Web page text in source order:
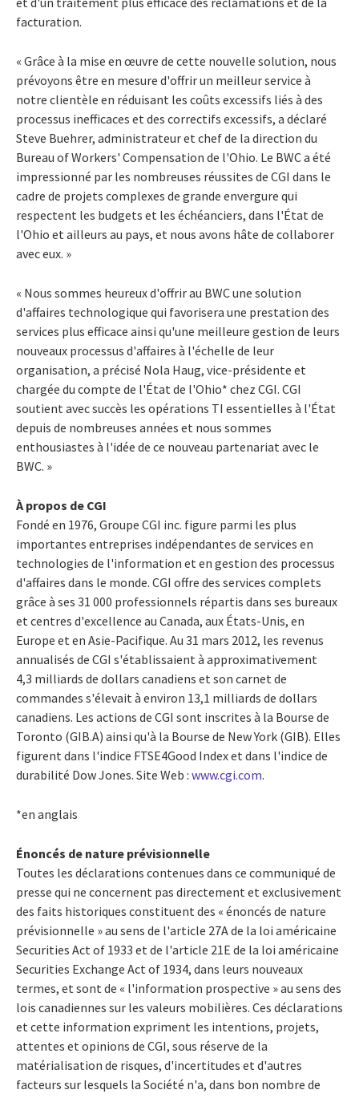
facturation.
« Grâce à la mise en œuvre de cette nouvelle solution, nous
prévoyons être en mesure d'offrir un meilleur service à
notre clientèle en réduisant les coûts excessifs liés à des
processus inefficaces et des correctifs excessifs, a déclaré
Steve Buehrer, administrateur et chef de la direction du
Bureau of Workers' Compensation de l'Ohio. Le BWC a été
impressionné par les nombreuses réussites de CGI dans le
cadre de projets complexes de grande envergure qui
respectent les budgets et les échéanciers, dans l'État de
l'Ohio et ailleurs au pays, et nous avons hâte de collaborer
avec eux. »
« Nous sommes heureux d'offrir au BWC une solution
d'affaires technologique qui favorisera une prestation des
services plus efficace ainsi qu'une meilleure gestion de leurs
nouveaux processus d'affaires à l'échelle de leur
organisation, a précisé Nola Haug, vice-présidente et
chargée du compte de l'État de l'Ohio* chez CGI. CGI
soutient avec succès les opérations TI essentielles à l'État
depuis de nombreuses années et nous sommes
enthousiastes à l'idée de ce nouveau partenariat avec le
BWC. »
À propos de CGI
Fondé en 1976, Groupe CGI inc. figure parmi les plus
importantes entreprises indépendantes de services en
technologies de l'information et en gestion des processus
d'affaires dans le monde. CGI offre des services complets
grâce à ses 31 000 professionnels répartis dans ses bureaux
et centres d'excellence au Canada, aux États-Unis, en
Europe et en Asie-Pacifique. Au 31 mars 2012, les revenus
annualisés de CGI s'établissaient à approximativement
4,3 milliards de dollars canadiens et son carnet de
commandes s'élevait à environ 13,1 milliards de dollars
canadiens. Les actions de CGI sont inscrites à la Bourse de
Toronto (GIB.A) ainsi qu'à la Bourse de New York (GIB). Elles
figurent dans l'indice FTSE4Good Index et dans l'indice de
durabilité Dow Jones. Site Web : www.cgi.com.
*en anglais
Énoncés de nature prévisionnelle
Toutes les déclarations contenues dans ce communiqué de
presse qui ne concernent pas directement et exclusivement
des faits historiques constituent des « énoncés de nature
prévisionnelle » au sens de l'article 27A de la loi américaine
Securities Act of 1933 et de l'article 21E de la loi américaine
Securities Exchange Act of 1934, dans leurs nouveaux
termes, et sont de « l'information prospective » au sens des
lois canadiennes sur les valeurs mobilières. Ces déclarations
et cette information expriment les intentions, projets,
attentes et opinions de CGI, sous réserve de la
matérialisation de risques, d'incertitudes et d'autres
facteurs sur lesquels la Société n'a, dans bon nombre de